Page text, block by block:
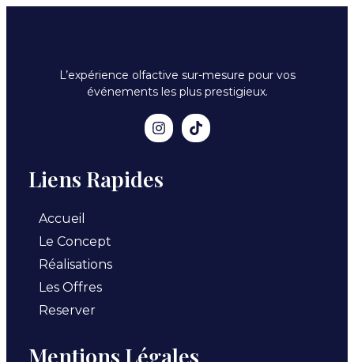
L’expérience olfactive sur-mesure pour vos
événements les plus prestigieux.
Liens Rapides
Accueil
Le Concept
Réalisations
Les Offres
Reserver
Mentions Légales